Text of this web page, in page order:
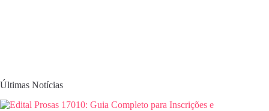
Últimas Notícias